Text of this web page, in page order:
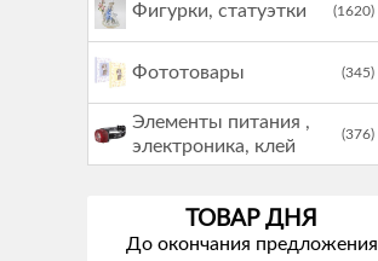
Фигурки, статуэтки (1620)
Фототовары (345)
Элементы питания ,
электроника, клей
(376)
ТОВАР ДНЯ
До окончания предложения